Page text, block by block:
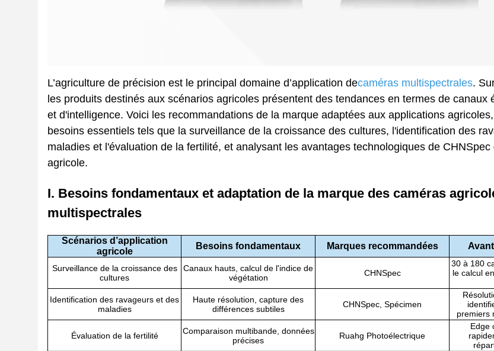
L’agriculture de précision est le principal domaine d’application decaméras multispectrales.
les produits destinés aux scénarios agricoles présentent des tendances en termes de canaux
et d'intelligence. Voici les recommandations de la marque adaptées aux applications
besoins essentiels tels que la surveillance de la croissance des cultures, l'identification des
maladies et l'évaluation de la fertilité, et analysant les avantages technologiques de
agricole.
I. Besoins fondamentaux et adaptation de la marque des caméras
multispectrales
Scénarios d’application
agricole
Besoins fondamentaux Marques recommandées
Surveillance de la croissance des
cultures
Canaux hauts, calcul de l'indice de
végétation
CHNSpec
30 à 180
le calcul
Identification des ravageurs et des
maladies
Haute résolution, capture des
différences subtiles
CHNSpec, Spécimen
premiers
Évaluation de la fertilité
Comparaison multibande, données
précises
Ruahg Photoélectrique
Edge